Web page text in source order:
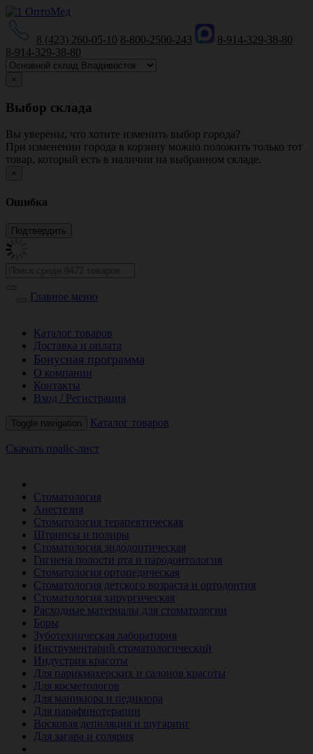
8 (423) 260-05-10 8-800-2500-243
8-914-329-38-80
8-914-329-38-80
×
Выбор склада
Вы уверены, что хотите изменить выбор города?
При изменении города в корзину можно положить только тот
товар, который есть в наличии на выбранном складе.
×
Ошибка
Главное меню
Каталог товаров
Доставка и оплата
Бонусная программа
О компании
Контакты
Вход / Регистрация
Toggle navigation Каталог товаров
Скачать прайс-лист
Стоматология
Анестезия
Стоматология терапевтическая
Штрипсы и полиры
Стоматология эндодонтическая
Гигиена полости рта и пародонтология
Стоматология ортопедическая
Стоматология детского возраста и ортодонтия
Стоматология хирургическая
Расходные материалы для стоматологии
Боры
Зуботехническая лаборатория
Инструментарий стоматологический
Индустрия красоты
Для парикмахерских и салонов красоты
Для косметологов
Для маникюра и педикюра
Для парафинотерапии
Восковая депиляция и шугаринг
Для загара и солярия